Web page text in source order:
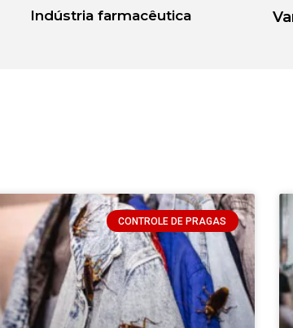
Indústria farmacêutica
CONTROLE DE PRAGAS